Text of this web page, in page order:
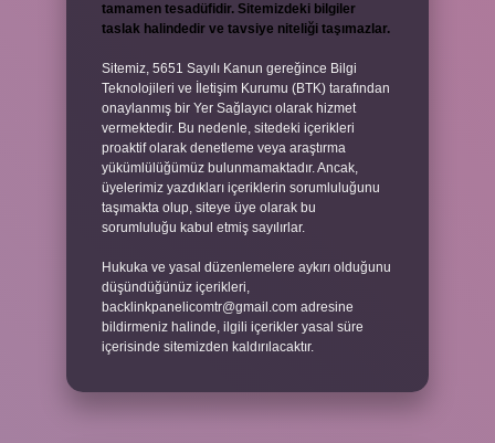
tamamen tesadüfidir. Sitemizdeki bilgiler
taslak halindedir ve tavsiye niteliği taşımazlar.
Sitemiz, 5651 Sayılı Kanun gereğince Bilgi
Teknolojileri ve İletişim Kurumu (BTK) tarafından
onaylanmış bir Yer Sağlayıcı olarak hizmet
vermektedir. Bu nedenle, sitedeki içerikleri
proaktif olarak denetleme veya araştırma
yükümlülüğümüz bulunmamaktadır. Ancak,
üyelerimiz yazdıkları içeriklerin sorumluluğunu
taşımakta olup, siteye üye olarak bu
sorumluluğu kabul etmiş sayılırlar.
Hukuka ve yasal düzenlemelere aykırı olduğunu
düşündüğünüz içerikleri,
backlinkpanelicomtr@gmail.com adresine
bildirmeniz halinde, ilgili içerikler yasal süre
içerisinde sitemizden kaldırılacaktır.